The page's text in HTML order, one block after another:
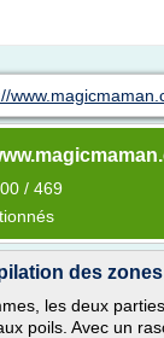
/ 469
des
les deux
poils. Avec un